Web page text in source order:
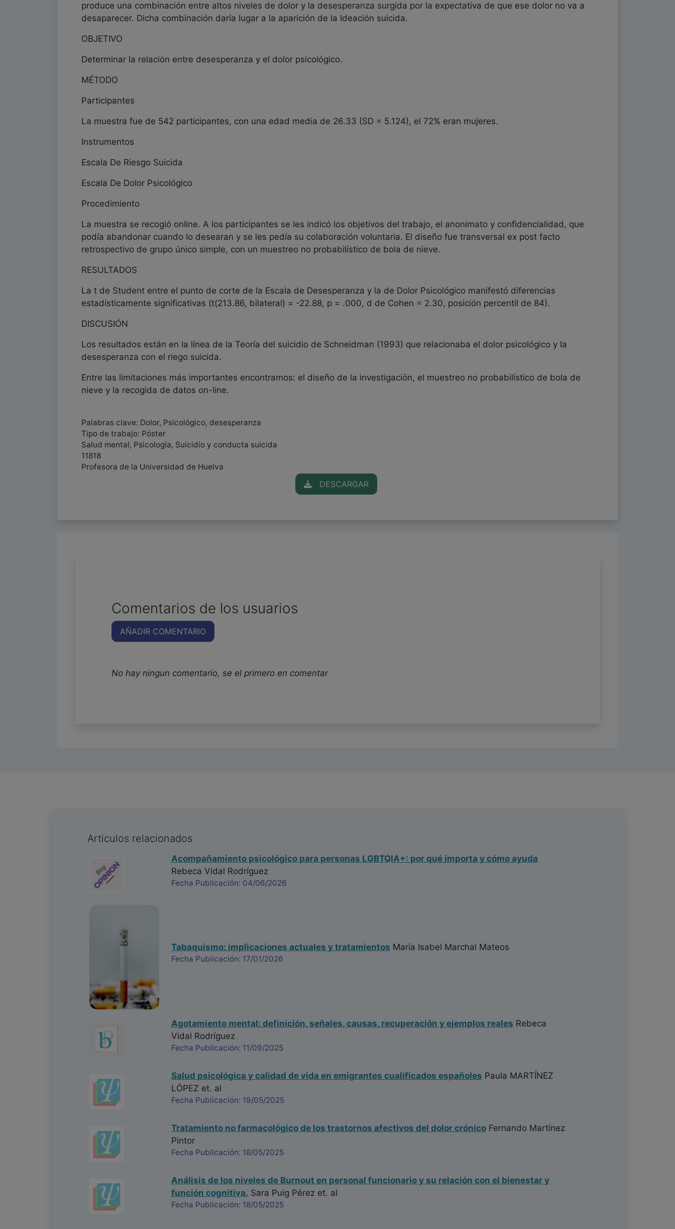
produce una combinación entre altos niveles de dolor y la desesperanza surgida por la expectativa de que ese dolor no va a
desaparecer. Dicha combinación daría lugar a la aparición de la Ideación suicida.
OBJETIVO
Determinar la relación entre desesperanza y el dolor psicológico.
MÉTODO
Participantes
La muestra fue de 542 participantes, con una edad media de 26.33 (SD = 5.124), el 72% eran mujeres.
Instrumentos
Escala De Riesgo Suicida
Escala De Dolor Psicológico
Procedimiento
La muestra se recogió online. A los participantes se les indicó los objetivos del trabajo, el anonimato y confidencialidad, que
podía abandonar cuando lo desearan y se les pedía su colaboración voluntaria. El diseño fue transversal ex post facto
retrospectivo de grupo único simple, con un muestreo no probabilístico de bola de nieve.
RESULTADOS
La t de Student entre el punto de corte de la Escala de Desesperanza y la de Dolor Psicológico manifestó diferencias
estadísticamente significativas (t(213.86, bilateral) = -22.88, p = .000, d de Cohen = 2.30, posición percentil de 84).
DISCUSIÓN
Los resultados están en la línea de la Teoría del suicidio de Schneidman (1993) que relacionaba el dolor psicológico y la
desesperanza con el riego suicida.
Entre las limitaciones más importantes encontramos: el diseño de la investigación, el muestreo no probabilístico de bola de
nieve y la recogida de datos on-line.
Palabras clave: Dolor, Psicológico, desesperanza
Tipo de trabajo: Póster
Salud mental, Psicología, Suicidio y conducta suicida
11818
Profesora de la Universidad de Huelva
DESCARGAR
Comentarios de los usuarios
AÑADIR COMENTARIO
No hay ningun comentario, se el primero en comentar
Articulos relacionados
Acompañamiento psicológico para personas LGBTQIA+: por qué importa y cómo ayuda
Rebeca Vidal Rodríguez
Fecha Publicación: 04/06/2026
Tabaquismo: implicaciones actuales y tratamientos María Isabel Marchal Mateos
Fecha Publicación: 17/01/2026
Agotamiento mental: definición, señales, causas, recuperación y ejemplos reales Rebeca
Vidal Rodríguez
Fecha Publicación: 11/09/2025
Salud psicológica y calidad de vida en emigrantes cualificados españoles Paula MARTÍNEZ
LÓPEZ et. al
Fecha Publicación: 19/05/2025
Tratamiento no farmacológico de los trastornos afectivos del dolor crónicoFernando Martínez
Pintor
Fecha Publicación: 18/05/2025
Análisis de los niveles de Burnout en personal funcionario y su relación con el bienestar y
función cognitiva. Sara Puig Pérez et. al
Fecha Publicación: 18/05/2025